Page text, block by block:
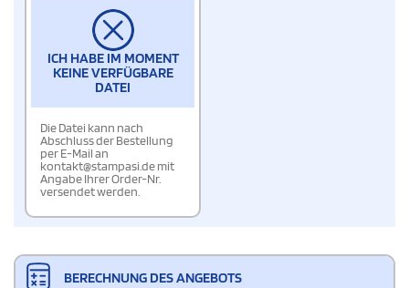
ICH HABE IM MOMENT
KEINE VERFÜGBARE
DATEI
Die Datei kann nach
Abschluss der Bestellung
per E-Mail an
kontakt@stampasi.de mit
Angabe Ihrer Order-Nr.
versendet werden.
BERECHNUNG DES ANGEBOTS